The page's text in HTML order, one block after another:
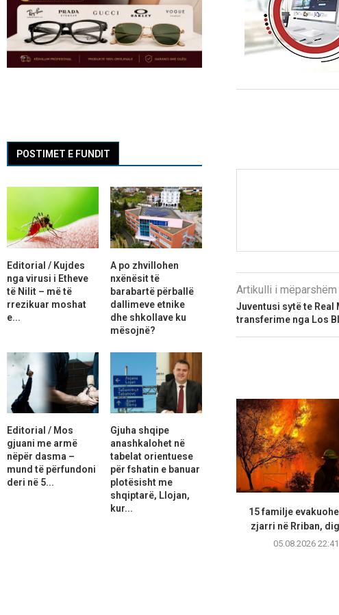
Artikulli i mëparshëm
Juventusi sytë te
transferime nga Los
15 familje
zjarri në Rriban,
05.08.2026 22:41
POSTIMET E FUNDIT
Editorial / Kujdes
nga virusi i Etheve
të Nilit – më të
rrezikuar moshat
e...
A po zhvillohen
nxënësit të
barabartë përballë
dallimeve etnike
dhe shkollave ku
mësojnë?
Editorial / Mos
gjuani me armë
nëpër dasma –
mund të përfundoni
deri në 5...
Gjuha shqipe
anashkalohet në
tabelat orientuese
për fshatin e banuar
plotësisht me
shqiptarë, Llojan,
kur...